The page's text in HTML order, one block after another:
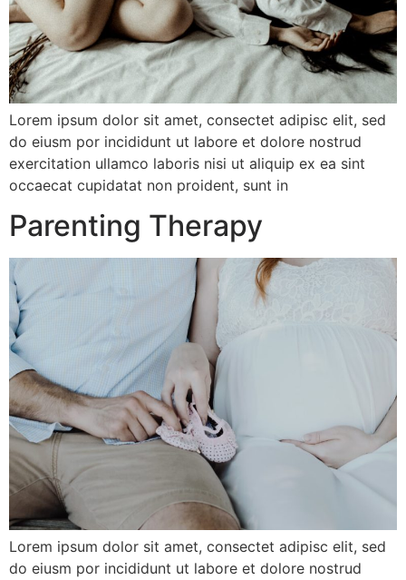
Lorem ipsum dolor sit amet, consectet adipisc elit, sed
do eiusm por incididunt ut labore et dolore nostrud
exercitation ullamco laboris nisi ut aliquip ex ea sint
occaecat cupidatat non proident, sunt in
Parenting Therapy
Lorem ipsum dolor sit amet, consectet adipisc elit, sed
do eiusm por incididunt ut labore et dolore nostrud